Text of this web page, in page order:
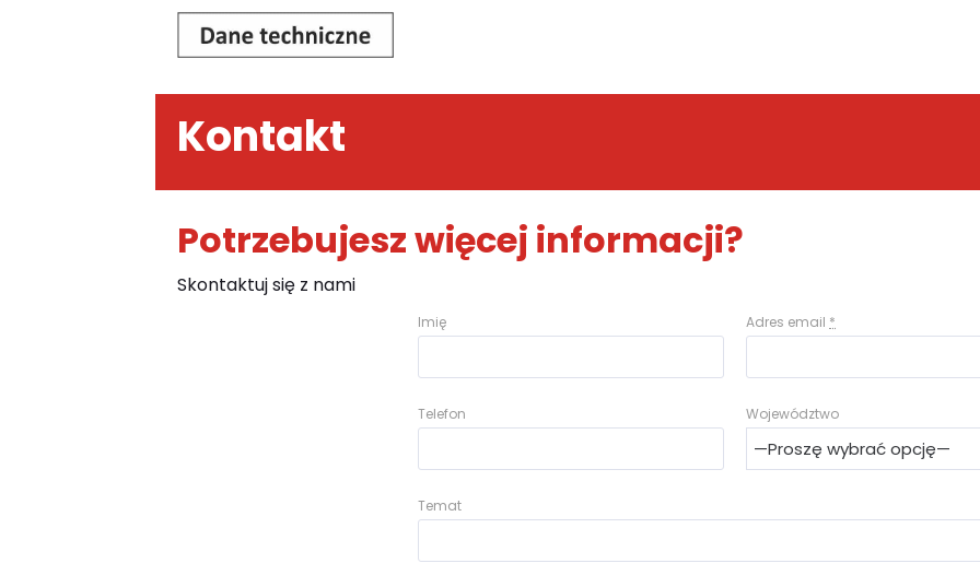
Kontakt
Potrzebujesz więcej informacji?
Skontaktuj się z nami
Imię Adres email *
Telefon Województwo
Temat